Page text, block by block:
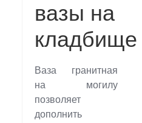
вазы на
кладбище
Ваза гранитная
на могилу
позволяет
дополнить